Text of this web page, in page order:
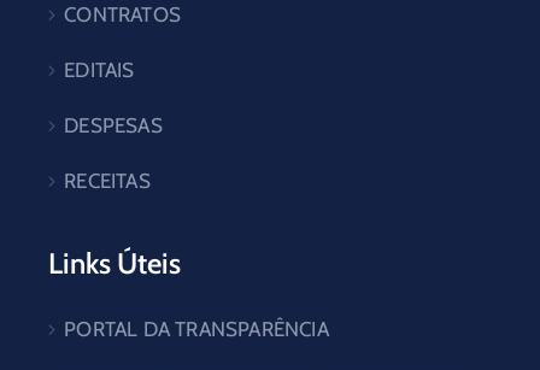
CONTRATOS
EDITAIS
DESPESAS
RECEITAS
Links Úteis
PORTAL DA TRANSPARÊNCIA